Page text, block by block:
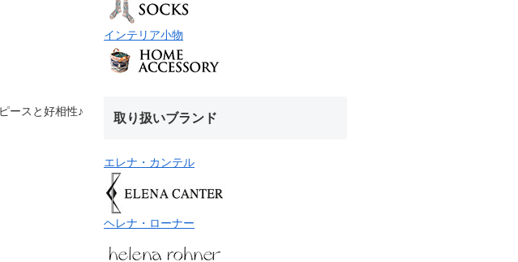
ースと好相性♪
インテリア小物
取り扱いブランド
エレナ・カンテル
ヘレナ・ローナー